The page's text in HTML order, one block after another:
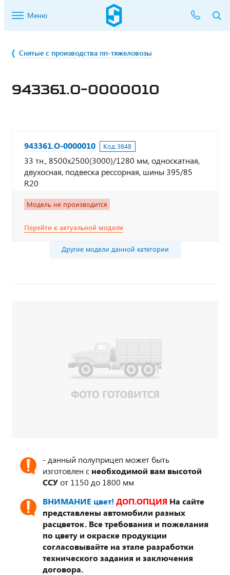
Меню
Снятые с производства пп-тяжеловозы
943361.О-0000010
943361.О-0000010 Код:3648
33 тн., 8500х2500(3000)/1280 мм, односкатная,
двухосная, подвеска рессорная, шины 395/85
R20
Модель не производится
Перейти к актуальной модели
Другие модели данной категории
- данный полуприцеп может быть
изготовлен с необходимой вам высотой
ССУот 1150 до 1800 мм
ВНИМАНИЕ цвет! ДОП.ОПЦИЯ На сайте
представлены автомобили разных
расцветок. Все требования и пожелания
по цвету и окраске продукции
согласовывайте на этапе разработки
технического задания и заключения
договора.